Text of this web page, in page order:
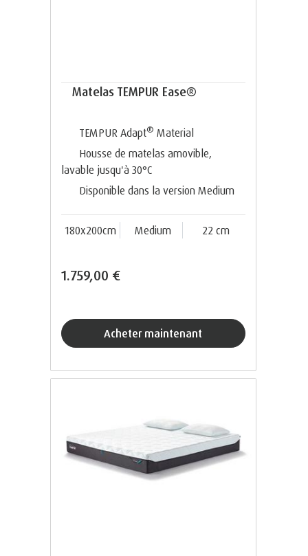
Matelas TEMPUR Ease®
TEMPUR Adapt® Material
Housse de matelas amovible,
lavable jusqu'à 30°C
Disponible dans la version Medium
180x200cm Medium 22 cm
1.759,00 €
acheter maintenant